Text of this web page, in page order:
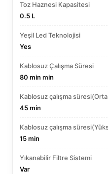
Toz Haznesi Kapasitesi
0.5 L
Yeşil Led Teknolojisi
Yes
Kablosuz Çalışma Süresi
80 min min
Kablosuz çalışma
45 min
Kablosuz çalışma
15 min
Yıkanabilir Filtre Sistemi
Var